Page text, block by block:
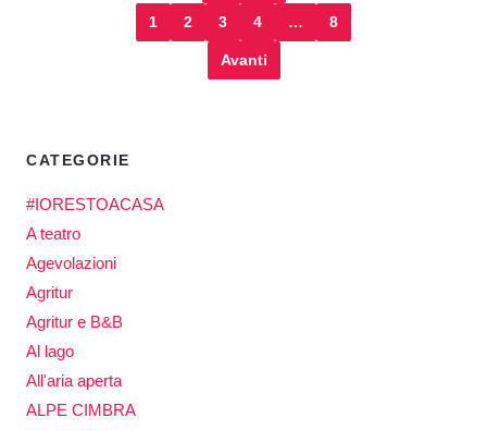
1 2 3 4 … 8
Avanti
CATEGORIE
#IORESTOACASA
A teatro
Agevolazioni
Agritur
Agritur e B&B
Al lago
All'aria aperta
ALPE CIMBRA